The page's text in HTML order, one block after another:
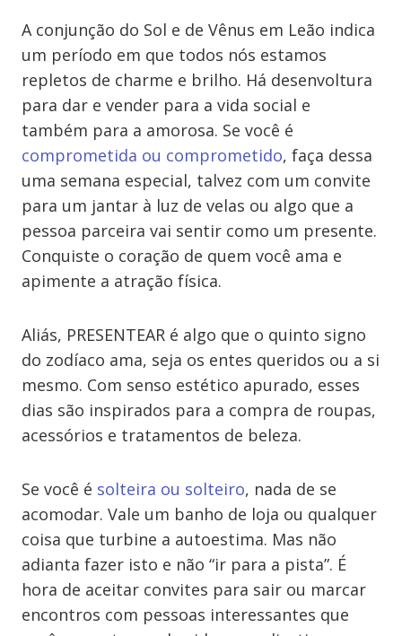
A conjunção do Sol e de Vênus em Leão indica
um período em que todos nós estamos
repletos de charme e brilho. Há desenvoltura
para dar e vender para a vida social e
também para a amorosa. Se você é
comprometida ou comprometido, faça dessa
uma semana especial, talvez com um convite
para um jantar à luz de velas ou algo que a
pessoa parceira vai sentir como um presente.
Conquiste o coração de quem você ama e
apimente a atração física.
Aliás, PRESENTEAR é algo que o quinto signo
do zodíaco ama, seja os entes queridos ou a si
mesmo. Com senso estético apurado, esses
dias são inspirados para a compra de roupas,
acessórios e tratamentos de beleza.
Se você é solteira ou solteiro, nada de se
acomodar. Vale um banho de loja ou qualquer
coisa que turbine a autoestima. Mas não
adianta fazer isto e não “ir para a pista”. É
hora de aceitar convites para sair ou marcar
encontros com pessoas interessantes que